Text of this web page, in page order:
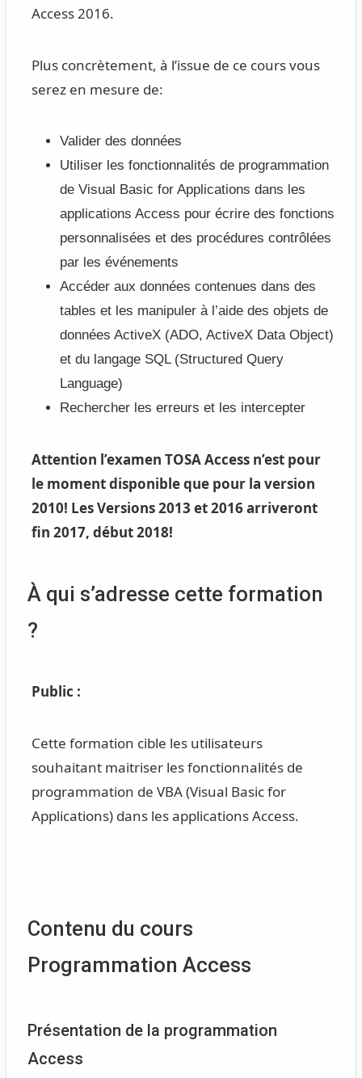
Access 2016.
Plus concrètement, à l’issue de ce cours vous
serez en mesure de:
Valider des données
Utiliser les fonctionnalités de programmation
de Visual Basic for Applications dans les
applications Access pour écrire des fonctions
personnalisées et des procédures contrôlées
par les événements
Accéder aux données contenues dans des
tables et les manipuler à l’aide des objets de
données ActiveX (ADO, ActiveX Data Object)
et du langage SQL (Structured Query
Language)
Rechercher les erreurs et les intercepter
Attention l’examen TOSA Access n’est pour
le moment disponible que pour la version
2010! Les Versions 2013 et 2016 arriveront
fin 2017, début 2018!
À qui s’adresse cette formation
?
Public :
Cette formation cible les utilisateurs
souhaitant maitriser les fonctionnalités de
programmation de VBA (Visual Basic for
Applications) dans les applications Access.
Contenu du cours
Programmation Access
Présentation de la programmation
Access